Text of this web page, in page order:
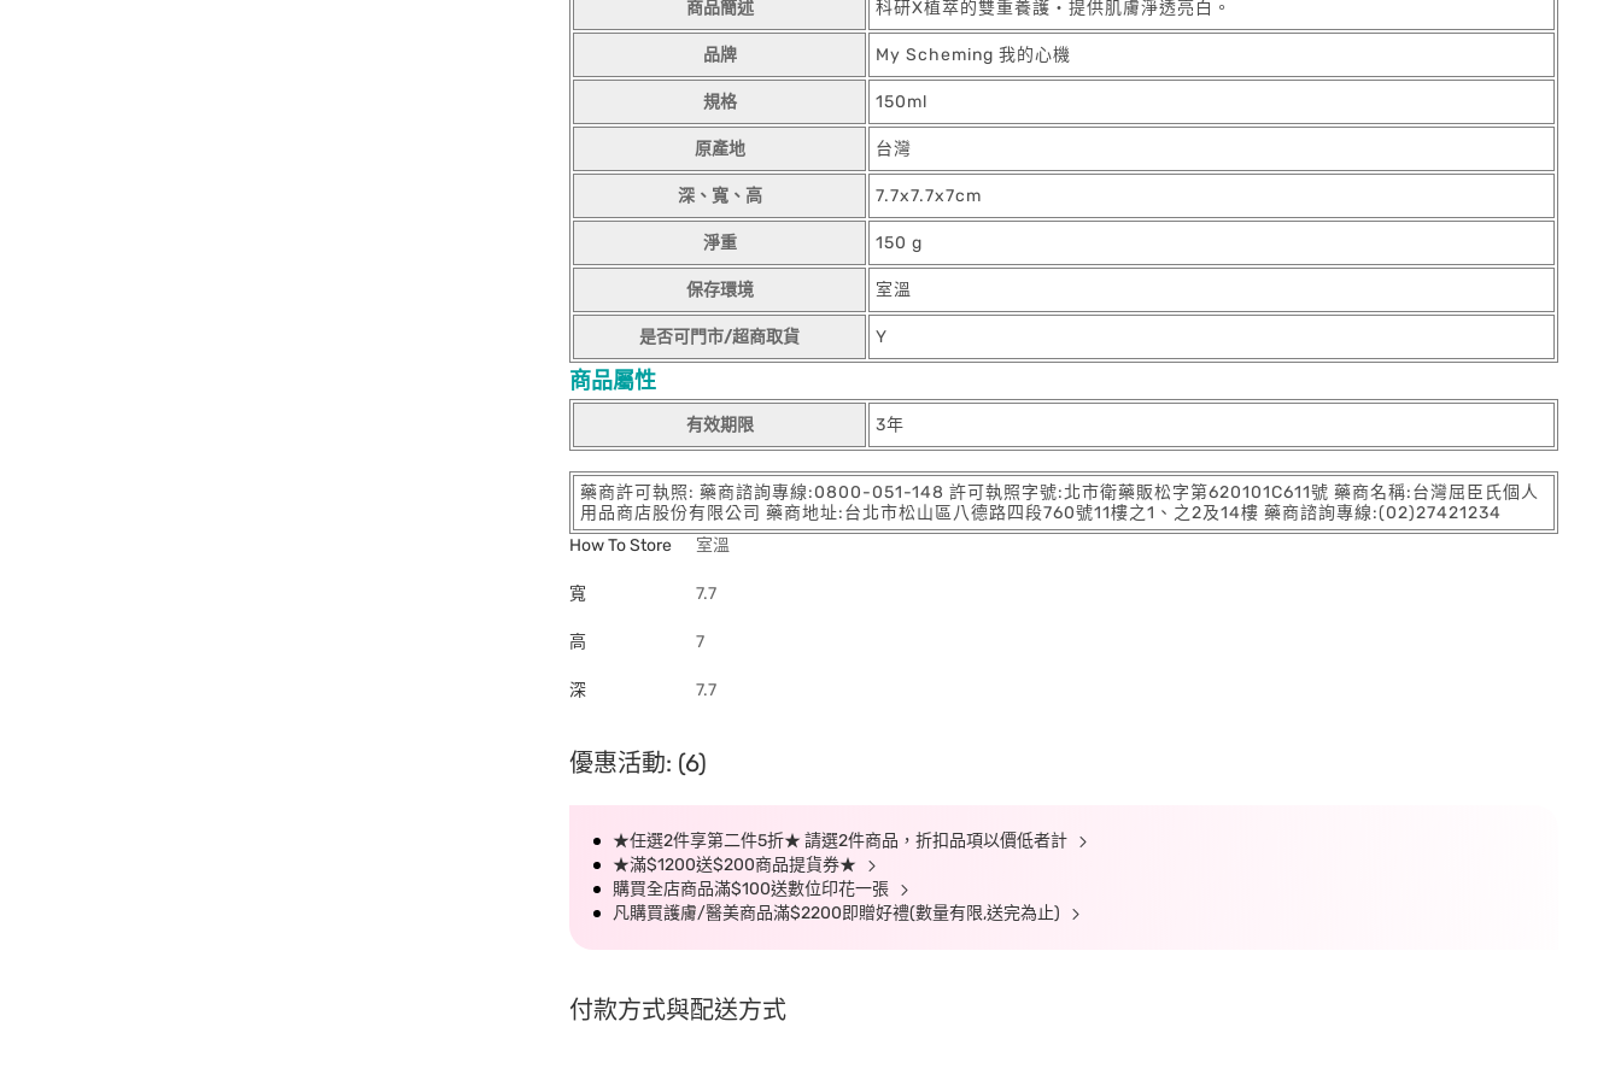
商品簡述 科研X植萃的雙重養護‧提供肌膚淨透亮白。
品牌 My Scheming 我的心機
規格 150ml
原產地 台灣
深、寬、高 7.7x7.7x7cm
淨重 150 g
保存環境 室溫
是否可門市/超商取貨 Y
商品屬性
有效期限 3年
藥商許可執照: 藥商諮詢專線:0800-051-148 許可執照字號:北市衛藥販松字第620101C611號 藥商名稱:台灣屈臣氏個人
用品商店股份有限公司 藥商地址:台北市松山區八德路四段760號11樓之1、之2及14樓 藥商諮詢專線:(02)27421234
How To Store
室溫
寬 7.7
高 7
深 7.7
優惠活動: (6)
★任選2件享第二件5折★ 請選2件商品，折扣品項以價低者計
★滿$1200送$200商品提貨券★
購買全店商品滿$100送數位印花一張
凡購買護膚/醫美商品滿$2200即贈好禮(數量有限,送完為止)
付款方式與配送方式